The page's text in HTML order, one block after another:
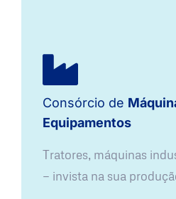
Consórcio de
Equipamentos
Tratores, máquinas
— invista na sua